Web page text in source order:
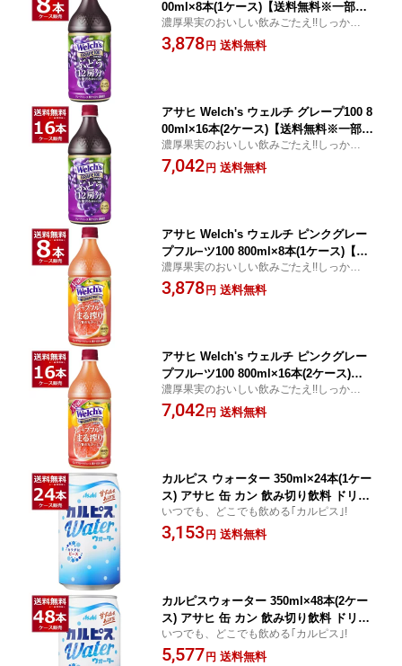
00ml×8本(1ケース)【送料無料※一部地
域は除く】
濃厚果実のおいしい飲みごたえ!!しっかり味
のするジュースです。
3,878 円 送料無料
アサヒ Welch's ウェルチ グレープ100 8
00ml×16本(2ケース)【送料無料※一部地
域は除く】
濃厚果実のおいしい飲みごたえ!!しっかり味
のするジュースです。
7,042 円 送料無料
アサヒ Welch's ウェルチ ピンクグレー
プフル−ツ100 800ml×8本(1ケース)【送
料無料※一部地域は除く】
濃厚果実のおいしい飲みごたえ!!しっかり味
のするジュースです。
3,878 円 送料無料
アサヒ Welch's ウェルチ ピンクグレー
プフル−ツ100 800ml×16本(2ケース)
【送料無料※一部地域は除く】
濃厚果実のおいしい飲みごたえ!!しっかり味
のするジュースです。
7,042 円 送料無料
カルピス ウォーター 350ml×24本(1ケー
ス) アサヒ 缶 カン 飲み切り飲料 ドリン
ク ジュース ソフトドリンク おすすめ
まとめ買い【送料無料※一部地域は除
いつでも、どこでも飲める｢カルピス｣!
3,153 円 送料無料
カルピスウォーター 350ml×48本(2ケー
ス) アサヒ 缶 カン 飲み切り飲料 ドリン
ク ジュース ソフトドリンク おすすめ
まとめ買い【送料無料※一部地域は除
いつでも、どこでも飲める｢カルピス｣!
5,577 円 送料無料